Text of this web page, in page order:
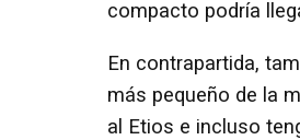
compacto podría
En contrapartida,
más pequeño de la
al Etios e incluso